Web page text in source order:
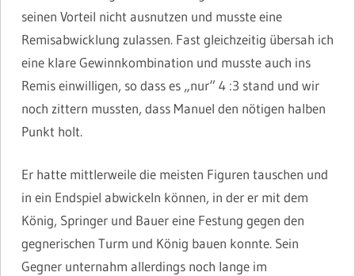
seinen Vorteil nicht ausnutzen und musste eine
Remisabwicklung zulassen. Fast gleichzeitig übersah ich
eine klare Gewinnkombination und musste auch ins
Remis einwilligen, so dass es „nur“ 4 :3 stand und wir
noch zittern mussten, dass Manuel den nötigen halben
Punkt holt.
Er hatte mittlerweile die meisten Figuren tauschen und
in ein Endspiel abwickeln können, in der er mit dem
König, Springer und Bauer eine Festung gegen den
gegnerischen Turm und König bauen konnte. Sein
Gegner unternahm allerdings noch lange im